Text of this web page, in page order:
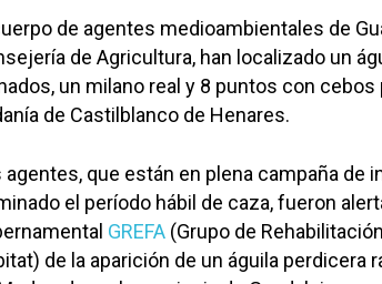
o ESC para cerrar
de agentes medioambientales de
de Agricultura, han localizado un
un milano real y 8 puntos con
de Castilblanco de Henares.
agentes, que están en plena campaña de
el período hábil de caza, fueron
GREFA (Grupo de
de la aparición de un águila perdicera